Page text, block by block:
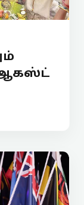
ஆகஸ்ட்